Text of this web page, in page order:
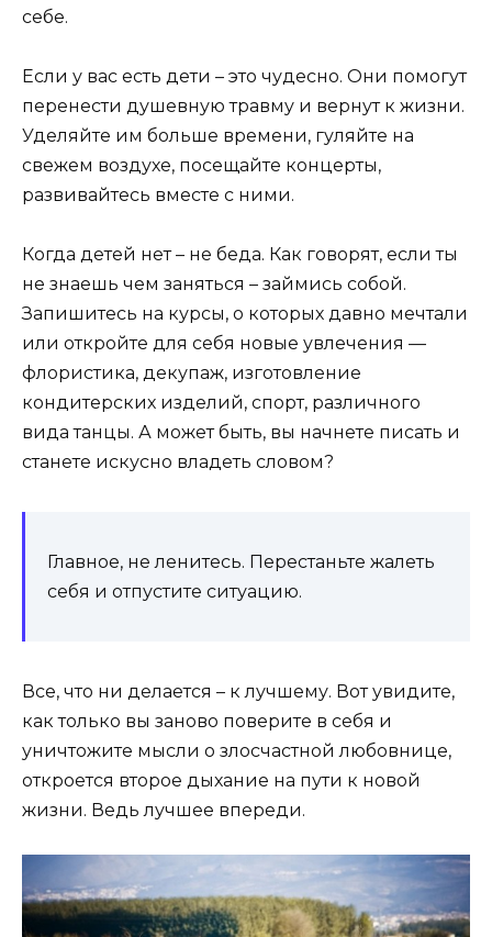
себе.
Если у вас есть дети – это чудесно. Они помогут
перенести душевную травму и вернут к жизни.
Уделяйте им больше времени, гуляйте на
свежем воздухе, посещайте концерты,
развивайтесь вместе с ними.
Когда детей нет – не беда. Как говорят, если ты
не знаешь чем заняться – займись собой.
Запишитесь на курсы, о которых давно мечтали
или откройте для себя новые увлечения —
флористика, декупаж, изготовление
кондитерских изделий, спорт, различного
вида танцы. А может быть, вы начнете писать и
станете искусно владеть словом?
Главное, не ленитесь. Перестаньте жалеть
себя и отпустите ситуацию.
Все, что ни делается – к лучшему. Вот увидите,
как только вы заново поверите в себя и
уничтожите мысли о злосчастной любовнице,
откроется второе дыхание на пути к новой
жизни. Ведь лучшее впереди.